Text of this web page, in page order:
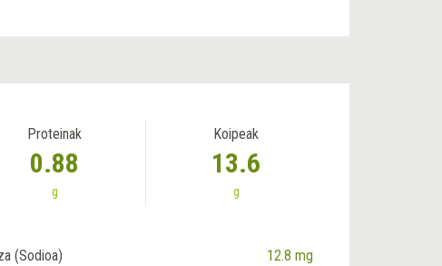
Proteinak
0.88
g
Koipeak
13.6
g
(Sodioa)
12.8 mg